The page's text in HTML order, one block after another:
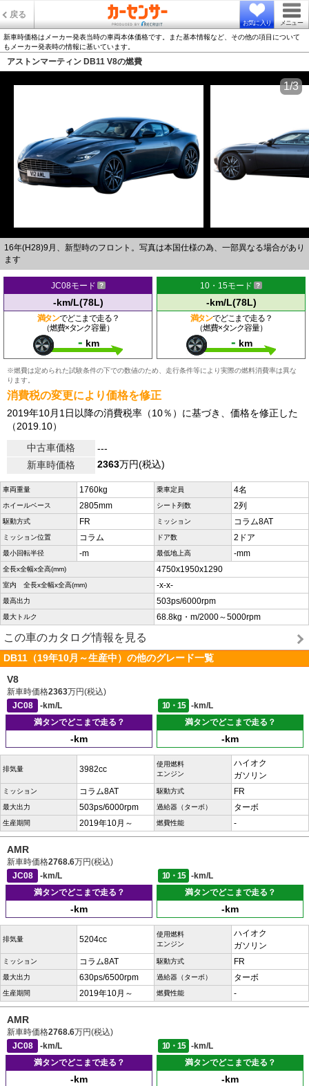
戻る
お気に入り メニュー
新車時価格はメーカー発表当時の車両本体価格です。また基本情報など、その他の項目について
もメーカー発表時の情報に基いています。
アストンマーティン DB11 V8の燃費
16年(H28)9月、新型時のフロント。写真は本国仕様の為、一部異なる場合があり
ます
1/3
JC08モード
-km/L(78L)
満タンでどこまで走る？
（燃費×タンク容量）
- km
10・15モード
-km/L(78L)
満タンでどこまで走る？
（燃費×タンク容量）
- km
※燃費は定められた試験条件の下での数値のため、走行条件等により実際の燃料消費率は異な
ります。
消費税の変更により価格を修正
2019年10月1日以降の消費税率（10％）に基づき、価格を修正した
（2019.10）
中古車価格
---
新車時価格
2363万円(税込)
車両重量 1760kg 乗車定員 4名
ホイールベース 2805mm シート列数 2列
駆動方式 FR ミッション コラム8AT
ミッション位置 コラム ドア数 2ドア
最小回転半径 -m 最低地上高 -mm
全長x全幅x全高(mm) 4750x1950x1290
室内 全長x全幅x全高(mm) -x-x-
最高出力 503ps/6000rpm
最大トルク 68.8kg・m/2000～5000rpm
この車のカタログ情報を見る
DB11（19年10月～生産中）の他のグレード一覧
V8
新車時価格2363万円(税込)
JC08
-km/L 10・15
-km/L
満タンでどこまで走る？
-km
満タンでどこまで走る？
-km
排気量 3982cc
使用燃料
エンジン
ハイオク
ガソリン
ミッション コラム8AT 駆動方式 FR
最大出力 503ps/6000rpm 過給器（ターボ） ターボ
生産期間 2019年10月～ 燃費性能 -
AMR
新車時価格2768.6万円(税込)
JC08
-km/L 10・15
-km/L
満タンでどこまで走る？
-km
満タンでどこまで走る？
-km
排気量 5204cc
使用燃料
エンジン
ハイオク
ガソリン
ミッション コラム8AT 駆動方式 FR
最大出力 630ps/6500rpm 過給器（ターボ） ターボ
生産期間 2019年10月～ 燃費性能 -
AMR
新車時価格2768.6万円(税込)
JC08
-km/L 10・15
-km/L
満タンでどこまで走る？
-km
満タンでどこまで走る？
-km